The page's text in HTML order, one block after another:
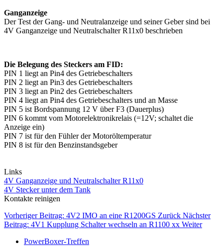
Ganganzeige
Der Test der Gang- und Neutralanzeige und seiner Geber sind bei
4V Ganganzeige und Neutralschalter R11x0 beschrieben
Die Belegung des Steckers am FID:
PIN 1 liegt an Pin4 des Getriebeschalters
PIN 2 liegt an Pin3 des Getriebeschalters
PIN 3 liegt an Pin2 des Getriebeschalters
PIN 4 liegt an Pin4 des Getriebeschalters und an Masse
PIN 5 ist Bordspannung 12 V über F3 (Dauerplus)
PIN 6 kommt vom Motorelektronikrelais (=12V; schaltet die
Anzeige ein)
PIN 7 ist für den Fühler der Motoröltemperatur
PIN 8 ist für den Benzinstandsgeber
Links
4V Ganganzeige und Neutralschalter R11x0
4V Stecker unter dem Tank
Kontakte reinigen
Vorheriger Beitrag: 4V2 IMO an eine R1200GS Zurück Nächster
Beitrag: 4V1 Kupplung Schalter wechseln an R1100 xx Weiter
PowerBoxer-Treffen